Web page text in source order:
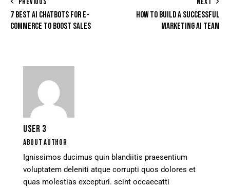
7 BEST AI CHATBOTS FOR E-
COMMERCE TO BOOST SALES
HOW TO BUILD A SUCCESSFUL
MARKETING AI TEAM
USER 3
ABOUT AUTHOR
Ignissimos ducimus quin blandiitis praesentium
voluptatem deleniti atque corrupti quos dolores et
quas molestias excepturi. scint occaecatti